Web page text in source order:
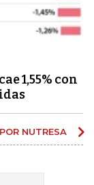
1,55% con
NUTRESA